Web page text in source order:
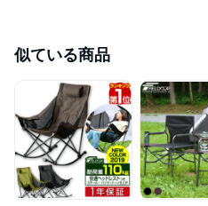
似ている商品